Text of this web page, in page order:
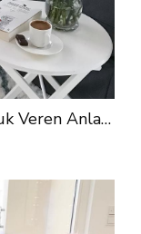
Bu Ev Aheste Yaşamdan, Mutluluk Veren Anlardan Yana